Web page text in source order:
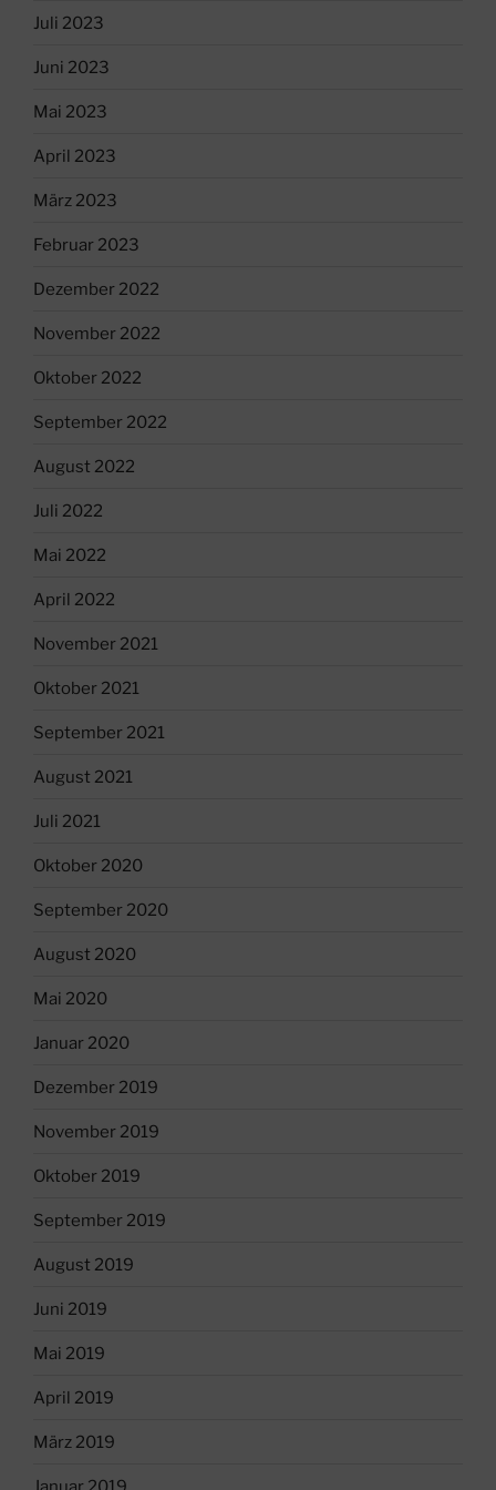
Juli 2023
Juni 2023
Mai 2023
April 2023
März 2023
Februar 2023
Dezember 2022
November 2022
Oktober 2022
September 2022
August 2022
Juli 2022
Mai 2022
April 2022
November 2021
Oktober 2021
September 2021
August 2021
Juli 2021
Oktober 2020
September 2020
August 2020
Mai 2020
Januar 2020
Dezember 2019
November 2019
Oktober 2019
September 2019
August 2019
Juni 2019
Mai 2019
April 2019
März 2019